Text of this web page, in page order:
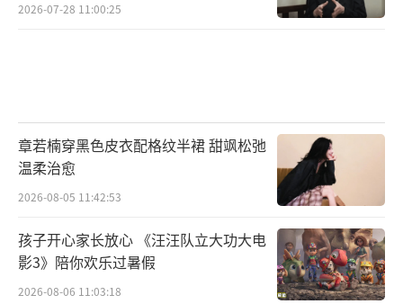
2026-07-28 11:00:25
章若楠穿黑色皮衣配格纹半裙 甜飒松弛
温柔治愈
2026-08-05 11:42:53
孩子开心家长放心 《汪汪队立大功大电
影3》陪你欢乐过暑假
2026-08-06 11:03:18